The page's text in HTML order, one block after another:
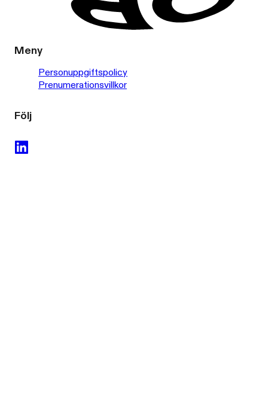
Meny
Personuppgiftspolicy
Prenumerationsvillkor
Följ